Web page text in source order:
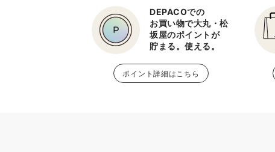
DEPACOでの
お買い物で大丸・松
坂屋のポイントが
貯まる。使える。
ポイント詳細はこちら